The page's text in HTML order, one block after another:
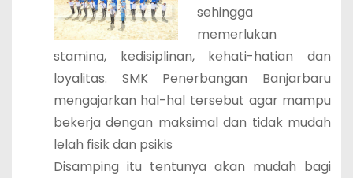
sehingga
memerlukan
stamina, kedisiplinan, kehati-hatian dan
loyalitas. SMK Penerbangan Banjarbaru
mengajarkan hal-hal tersebut agar mampu
bekerja dengan maksimal dan tidak mudah
lelah fisik dan psikis
Disamping itu tentunya akan mudah bagi